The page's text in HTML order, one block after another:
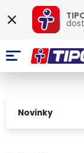
Novinky